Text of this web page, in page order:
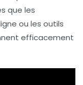
que les
ou les outils
efficacement